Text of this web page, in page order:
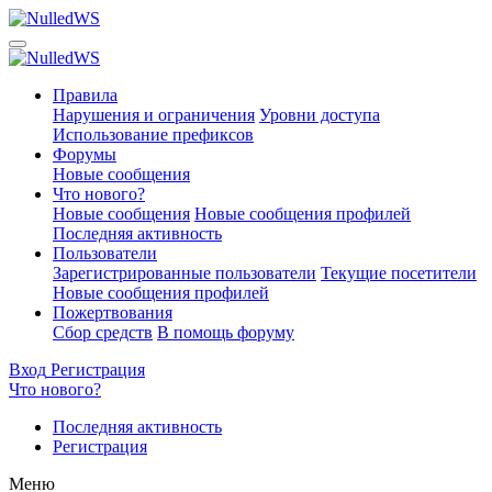
Правила
Нарушения и ограничения Уровни доступа
Использование префиксов
Форумы
Новые сообщения
Что нового?
Новые сообщения Новые сообщения профилей
Последняя активность
Пользователи
Зарегистрированные пользователи Текущие посетители
Новые сообщения профилей
Пожертвования
Сбор средств В помощь форуму
Вход Регистрация
Что нового?
Последняя активность
Регистрация
Меню